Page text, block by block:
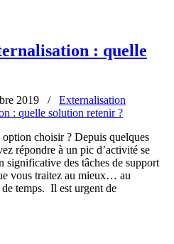
: quelle
2019 / Externalisation
choisir ? Depuis quelques
répondre à un pic d’activité se
significative des tâches de support
vous traitez au mieux… au
temps. Il est urgent de